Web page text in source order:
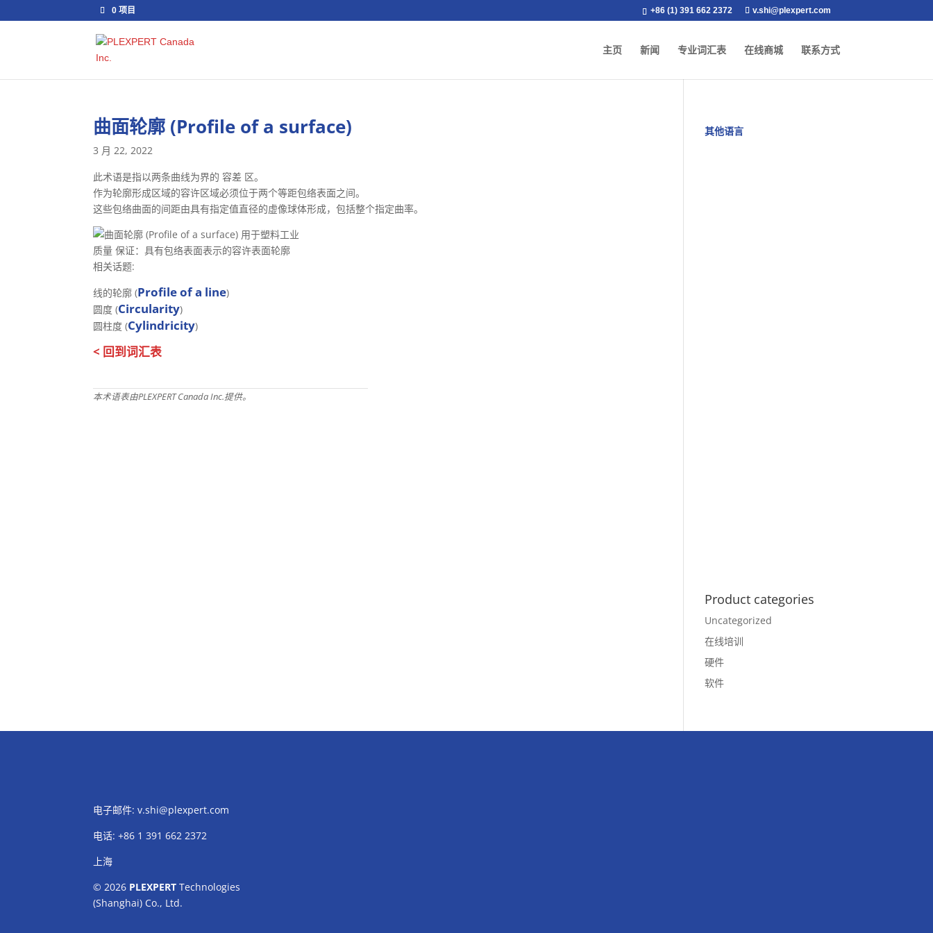
+86 (1) 391 662 2372 v.shi@plexpert.com
0 项目
主页 新闻 专业词汇表 在线商城 联系方式
曲面轮廓 (Profile of a surface)
3 月 22, 2022
此术语是指以两条曲线为界的 容差 区。
作为轮廓形成区域的容许区域必须位于两个等距包络表面之间。
这些包络曲面的间距由具有指定值直径的虚像球体形成，包括整个指定曲率。
质量 保证：具有包络表面表示的容许表面轮廓
相关话题:
线的轮廓 (Profile of a line)
圆度 (Circularity)
圆柱度 (Cylindricity)
< 回到词汇表
本术语表由PLEXPERT Canada Inc.提供。
其他语言
Product categories
Uncategorized
在线培训
硬件
软件
电子邮件:v.shi@plexpert.com
电话: +86 1 391 662 2372
上海
© 2026 PLEXPERT Technologies
(Shanghai) Co., Ltd.